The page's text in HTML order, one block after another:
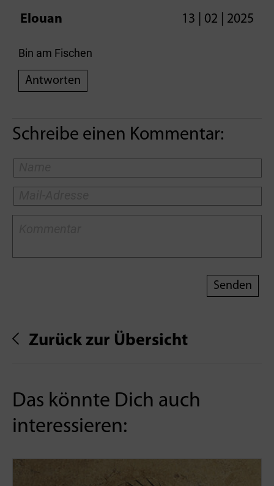
Elouan 13 | 02 | 2025
Bin am Fischen
Antworten
Schreibe einen Kommentar:
Zurück zur Übersicht
Das könnte Dich auch
interessieren: